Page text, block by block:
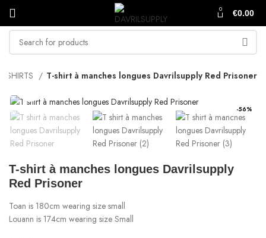
0 €0.00
T-SHIRTS T-shirt à manches longues Davrilsupply Red Prisoner
-56%
T-shirt à manches longues Davrilsupply
Red Prisoner
Toan is 180cm wearing size small
Louann is 174cm wearing size Small